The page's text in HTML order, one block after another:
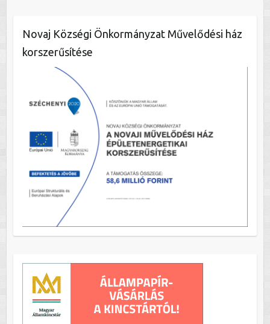
Novaj Községi Önkormányzat Művelődési ház
korszerűsítése